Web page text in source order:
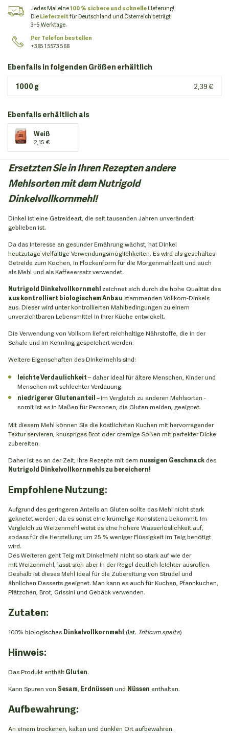
Jedes Mal eine100 % sichere und schnelleLieferung!
DieLieferzeitfür Deutschland und Österreich beträgt
3–5 Werktage.
Per Telefon bestellen
+385 1 5573 568
Ebenfalls in folgenden Größen erhältlich
1000 g
2,39 €
Ebenfalls erhältlich als
Weiß
2,15 €
Ersetzten Sie in Ihren Rezepten andere
Mehlsorten mit dem Nutrigold
Dinkelvollkornmehl!
Dinkel ist eine Getreideart, die seit tausenden Jahren unverändert
geblieben ist.
Da das Interesse an gesunder Ernährung wächst, hat Dinkel
heutzutage vielfältige Verwendungsmöglichkeiten. Es wird als geschältes
Getreide zum Kochen, in Flockenform für die Morgenmahlzeit und auch
als Mehl und als Kaffeeersatz verwendet.
Nutrigold Dinkelvollkornmehl zeichnet sich durch die hohe Qualität des
aus kontrolliert biologischem Anbau stammenden Vollkorn-Dinkels
aus. Dieser wird unter kontrollierten Mahlbedingungen zu einem
unverzichtbaren Lebensmittel in Ihrer Küche entwickelt.
Die Verwendung von Vollkorn liefert reichhaltige Nährstoffe, die in der
Schale und im Keimling gespeichert werden.
Weitere Eigenschaften des Dinkelmehls sind:
leichte Verdaulichkeit– daher ideal für ältere Menschen, Kinder und
Menschen mit schlechter Verdauung.
niedrigerer Glutenanteil –im Vergleich zu anderen Mehlsorten -
somit ist es in Maßen für Personen, die Gluten meiden, geeignet.
Mit diesem Mehl können Sie die köstlichsten Kuchen mit hervorragender
Textur servieren, knuspriges Brot oder cremige Soßen mit perfekter Dicke
zubereiten.
Daher ist es an der Zeit, Ihre Rezepte mit dem nussigen Geschmackdes
Nutrigold Dinkelvollkornmehls zu bereichern!
Empfohlene Nutzung:
Aufgrund des geringeren Anteils an Gluten sollte das Mehl nicht stark
geknetet werden, da es sonst eine krümelige Konsistenz bekommt. Im
Vergleich zu Weizenmehl weist es eine höhere Wasserlöslichkeit auf,
sodass für die Herstellung um 25 % weniger Flüssigkeit im Teig benötigt
wird.
Des Weiteren geht Teig mit Dinkelmehl nicht so stark auf wie der
mit Weizenmehl, lässt sich aber in der Regel deutlich leichter ausrollen.
Deshalb ist dieses Mehl ideal für die Zubereitung von Strudel und
ähnlichen Desserts geeignet. Man kann es auch für Kuchen, Pfannkuchen,
Plätzchen, Brot, Grissini und Gebäck verwenden.
Zutaten:
100% biologisches Dinkelvollkornmehl (lat. Triticum spelta)
Hinweis:
Das Produkt enthältGluten.
Kann Spuren von Sesam Erdnüssen und Nüssen enthalten.
Aufbewahrung:
An einem trockenen, kalten und dunklen Ort aufbewahren.